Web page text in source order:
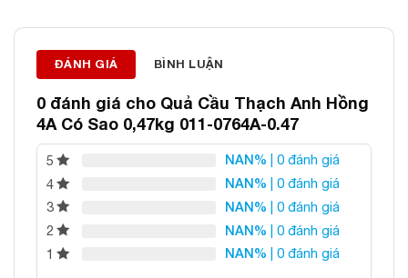
ĐÁNH GIÁ BÌNH LUẬN
0 đánh giá cho Quả Cầu Thạch Anh Hồng
4A Có Sao 0,47kg 011-0764A-0.47
5 NAN% | 0 đánh giá
4
NAN% | 0 đánh giá
3
NAN% | 0 đánh giá
2
NAN% | 0 đánh giá
1
NAN% | 0 đánh giá